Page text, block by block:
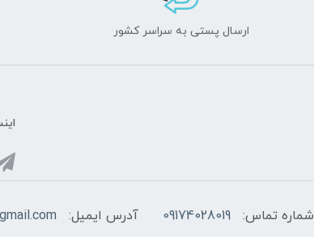
ارسال پستی به سراسر کشور
شماره تماس: 09174028019 آدرس ایمیل: